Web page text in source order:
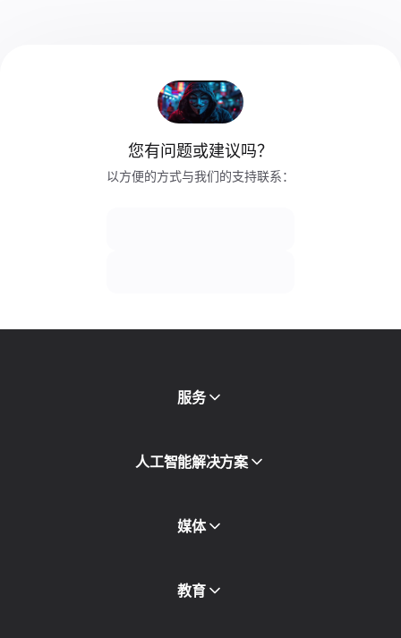
您有问题或建议吗？
以方便的方式与我们的支持联系：
服务
移动代理
住宅代理
代理目录
人工智能解决方案
媒体
博客和文章
合作伙伴
教育